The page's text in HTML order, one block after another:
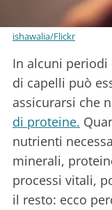
ishawalia/Flickr
In alcuni
di capelli può
assicurarsi che
di proteine.
nutrienti
minerali,
processi vitali,
il resto: ecco